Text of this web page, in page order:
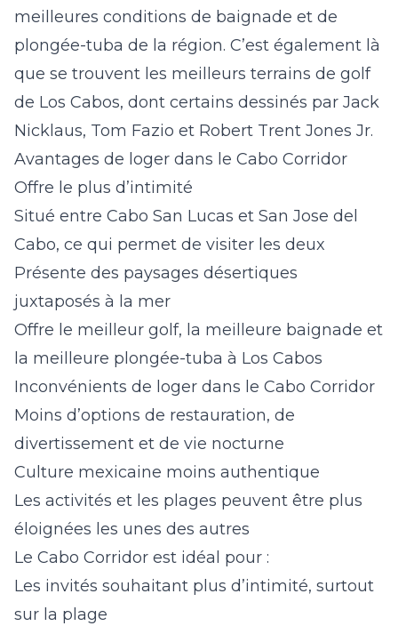
meilleures conditions de baignade et de
plongée-tuba de la région. C’est également là
que se trouvent les meilleurs terrains de golf
de Los Cabos, dont certains dessinés par Jack
Nicklaus, Tom Fazio et Robert Trent Jones Jr.
Avantages de loger dans le Cabo Corridor
Offre le plus d’intimité
Situé entre Cabo San Lucas et San Jose del
Cabo, ce qui permet de visiter les deux
Présente des paysages désertiques
juxtaposés à la mer
Offre le meilleur golf, la meilleure baignade et
la meilleure plongée-tuba à Los Cabos
Inconvénients de loger dans le Cabo Corridor
Moins d’options de restauration, de
divertissement et de vie nocturne
Culture mexicaine moins authentique
Les activités et les plages peuvent être plus
éloignées les unes des autres
Le Cabo Corridor est idéal pour :
Les invités souhaitant plus d’intimité, surtout
sur la plage